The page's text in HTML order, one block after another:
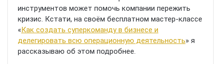
инструментов может помочь компании пережить
кризис. Кстати, на своём бесплатном мастер-классе
«Как создать суперкоманду в бизнесе и
делегировать всю операционную деятельность» я
рассказываю об этом подробнее.